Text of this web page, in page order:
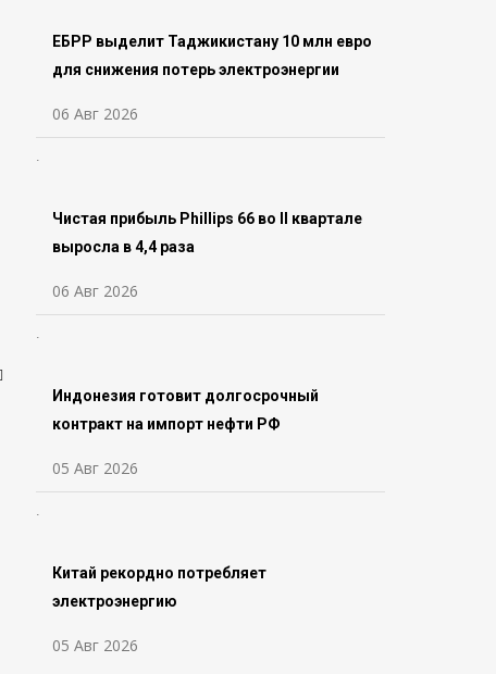
ЕБРР выделит Таджикистану 10 млн евро
для снижения потерь электроэнергии
06 Авг 2026
Чистая прибыль Phillips 66 во ll квартале
выросла в 4,4 раза
06 Авг 2026
Индонезия готовит долгосрочный
контракт на импорт нефти РФ
05 Авг 2026
Китай рекордно потребляет
электроэнергию
05 Авг 2026